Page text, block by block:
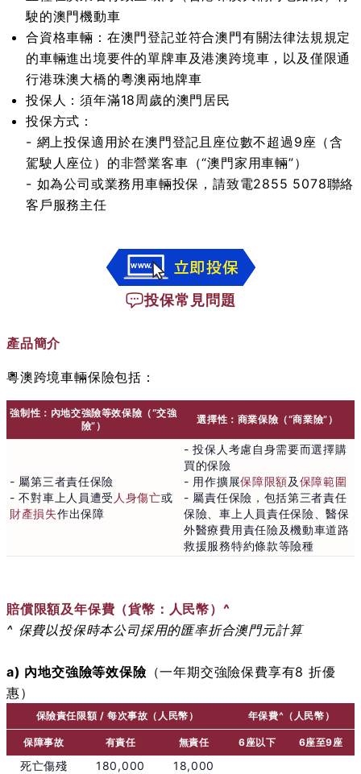
駛的澳門機動車
合資格車輛：在澳門登記並符合澳門有關法律法規規定
的車輛進出境要件的單牌車及港澳跨境車，以及僅限通
行港珠澳大橋的粵澳兩地牌車
投保人：須年滿18周歲的澳門居民
投保方式：
- 網上投保適用於在澳門登記且座位數不超過9座（含
駕駛人座位）的非營業客車（“澳門家用車輛”）
- 如為公司或業務用車輛投保，請致電2855 5078聯絡
客戶服務主任
投保常見問題
產品簡介
粵澳跨境車輛保險包括：
強制性：內地交強險等效保險（“交強
險”）
選擇性：商業保險（“商業險”）
- 屬第三者責任保險
- 不對車上人員遭受 人身傷亡或
財產損失作出保障
- 投保人考慮自身需要而選擇購
買的保險
- 用作擴展保障限額及保障範圍
- 屬責任保險，包括第三者責任
保險、車上人員責任保險、醫保
外醫療費用責任險及機動車道路
救援服務特約條款等險種
賠償限額及年保費（貨幣：人民幣）^
^ 保費以投保時本公司採用的匯率折合澳門元計算
a) 內地交強險等效保險 （一年期交強險保費享有8 折優
惠）
保險責任限額 / 每次事故（人民幣） 年保費^（人民幣）
保障事故 有責任 無責任 6座以下 6座至9座
死亡傷殘 180,000
18,000